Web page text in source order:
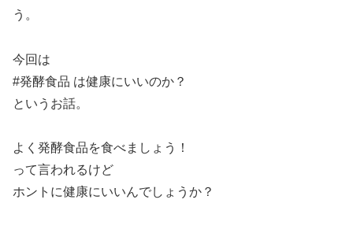
う。
今回は
#発酵食品 は健康にいいのか？
というお話。
よく発酵食品を食べましょう！
って言われるけど
ホントに健康にいいんでしょうか？